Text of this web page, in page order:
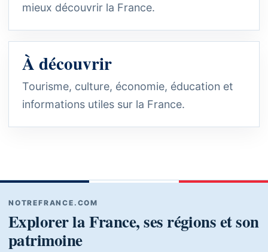
mieux découvrir la France.
À découvrir
Tourisme, culture, économie, éducation et
informations utiles sur la France.
NOTREFRANCE.COM
Explorer la France, ses régions et son
patrimoine